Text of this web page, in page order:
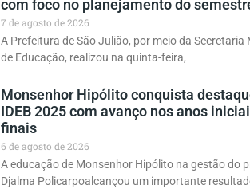
com foco no planejamento do
7 de agosto de 2026
A Prefeitura de São Julião, por meio da Secretaria
de Educação, realizou na quinta-feira,
Monsenhor Hipólito conquista
IDEB 2025 com avanço nos anos
finais
6 de agosto de 2026
A educação de Monsenhor Hipólito na gestão do
Djalma Policarpoalcançou um importante